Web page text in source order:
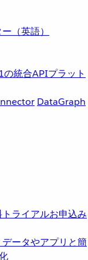
（英語）
統合APIプラット
DataGraph
ライアルお申込み
データやアプリと簡